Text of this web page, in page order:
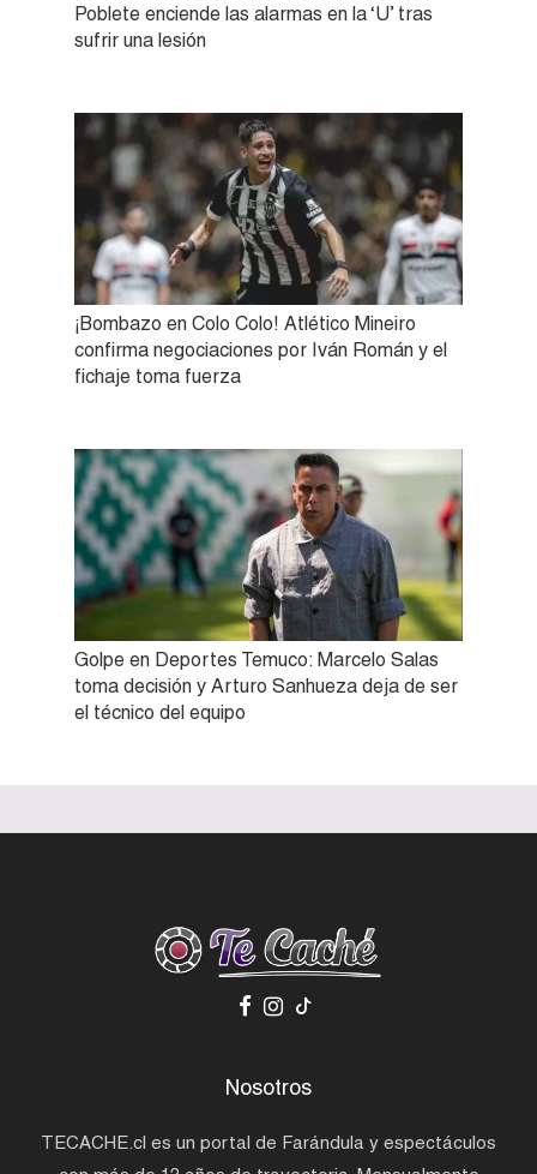
Poblete enciende las alarmas en la ‘U’ tras
sufrir una lesión
¡Bombazo en Colo Colo! Atlético Mineiro
confirma negociaciones por Iván Román y el
fichaje toma fuerza
Golpe en Deportes Temuco: Marcelo Salas
toma decisión y Arturo Sanhueza deja de ser
el técnico del equipo
Nosotros
TECACHE.cl es un portal de Farándula y espectáculos